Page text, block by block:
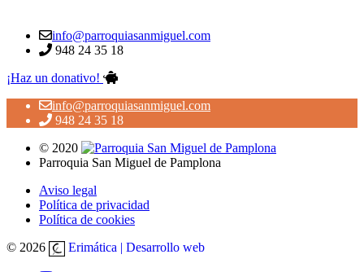
info@parroquiasanmiguel.com
948 24 35 18
¡Haz un donativo!
info@parroquiasanmiguel.com
948 24 35 18
© 2020
Parroquia San Miguel de Pamplona
Aviso legal
Política de privacidad
Política de cookies
© 2026
Erimática | Desarrollo web